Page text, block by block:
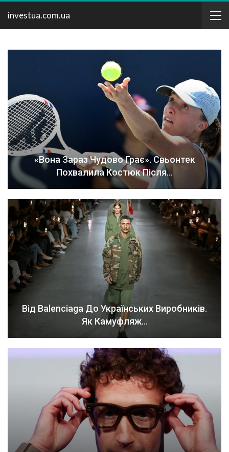
investua.com.ua
«Вона Зараз Чудово Грає». Свьонтек
Похвалила Костюк Після…
Від Balenciaga До Українських Виробників.
Як Камуфляж…